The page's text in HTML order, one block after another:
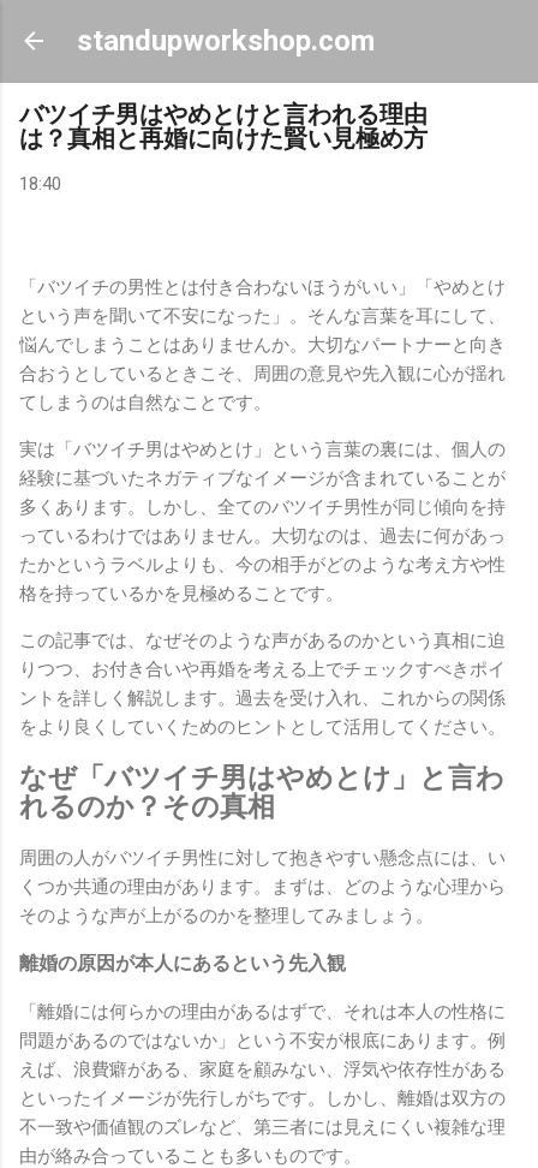
スキップしてメイン コンテンツに移動
standupworkshop.com
バツイチ男はやめとけと言われる理由
は？真相と再婚に向けた賢い見極め方
18:40
「バツイチの男性とは付き合わないほうがいい」「やめとけ
という声を聞いて不安になった」。そんな言葉を耳にして、
悩んでしまうことはありませんか。大切なパートナーと向き
合おうとしているときこそ、周囲の意見や先入観に心が揺れ
てしまうのは自然なことです。
実は「バツイチ男はやめとけ」という言葉の裏には、個人の
経験に基づいたネガティブなイメージが含まれていることが
多くあります。しかし、全てのバツイチ男性が同じ傾向を持
っているわけではありません。大切なのは、過去に何があっ
たかというラベルよりも、今の相手がどのような考え方や性
格を持っているかを見極めることです。
この記事では、なぜそのような声があるのかという真相に迫
りつつ、お付き合いや再婚を考える上でチェックすべきポイ
ントを詳しく解説します。過去を受け入れ、これからの関係
をより良くしていくためのヒントとして活用してください。
なぜ「バツイチ男はやめとけ」と言わ
れるのか？その真相
周囲の人がバツイチ男性に対して抱きやすい懸念点には、い
くつか共通の理由があります。まずは、どのような心理から
そのような声が上がるのかを整理してみましょう。
離婚の原因が本人にあるという先入観
「離婚には何らかの理由があるはずで、それは本人の性格に
問題があるのではないか」という不安が根底にあります。例
えば、浪費癖がある、家庭を顧みない、浮気や依存性がある
といったイメージが先行しがちです。しかし、離婚は双方の
不一致や価値観のズレなど、第三者には見えにくい複雑な理
由が絡み合っていることも多いものです。